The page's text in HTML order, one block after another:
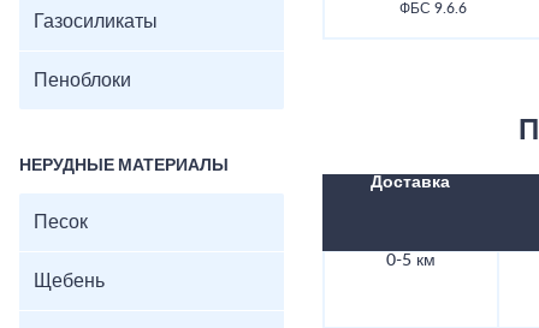
Газосиликаты
Пеноблоки
НЕРУДНЫЕ МАТЕРИАЛЫ
Песок
Щебень
ФБС 9.6.6
Доставка
0-5 км